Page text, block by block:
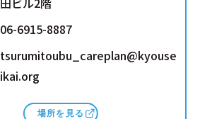
06-6915-8887
tsurumitoubu_careplan@kyouse
ikai.org
場所を見る